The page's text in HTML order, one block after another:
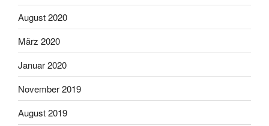
August 2020
März 2020
Januar 2020
November 2019
August 2019